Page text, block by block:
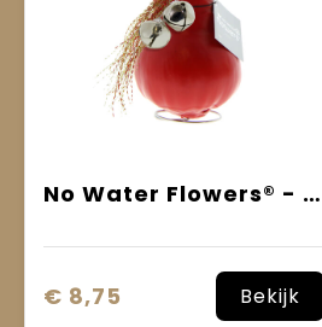
No Water Flowers® - Jingle Bellz
€ 8,75 Bekijk